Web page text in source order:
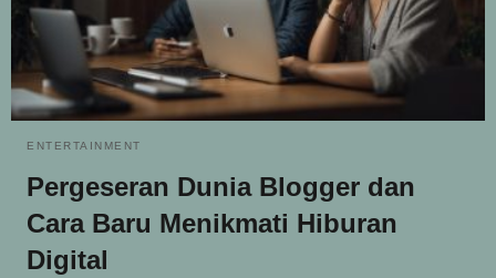
ENTERTAINMENT
Pergeseran Dunia Blogger dan
Cara Baru Menikmati Hiburan
Digital